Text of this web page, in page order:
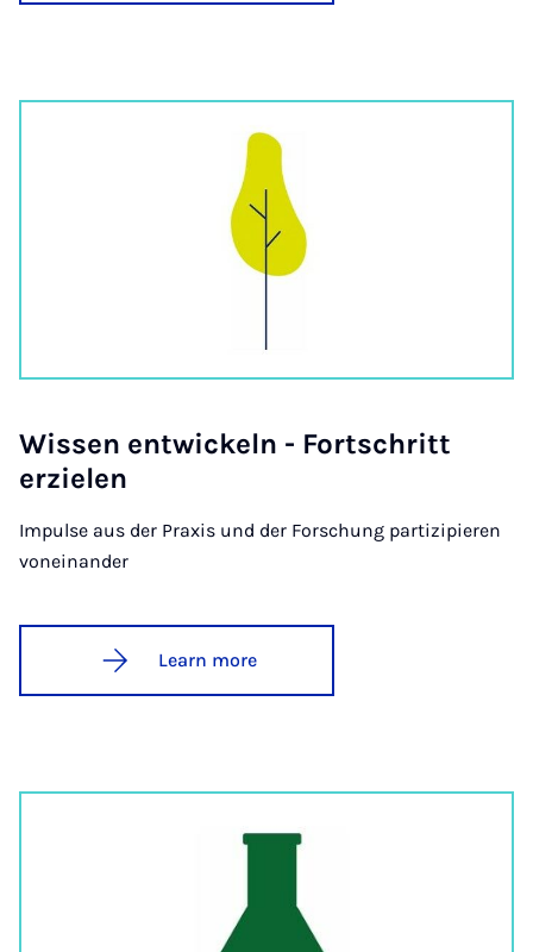
Wis­sen en­twick­eln - Forts­ch­ritt
erzielen
Impulse aus der Praxis und der Forschung partizipieren
voneinander
Learn more